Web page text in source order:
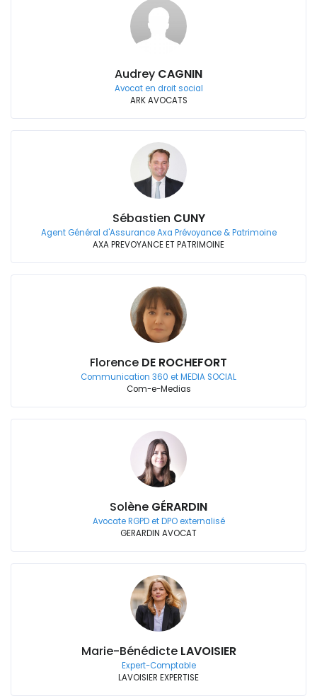
Audrey CAGNIN
Avocat en droit social
ARK AVOCATS
Sébastien CUNY
Agent Général d'Assurance Axa Prévoyance & Patrimoine
AXA PREVOYANCE ET PATRIMOINE
Florence DE ROCHEFORT
Communication 360 et MEDIA SOCIAL
Com-e-Medias
Solène GÉRARDIN
Avocate RGPD et DPO externalisé
GERARDIN AVOCAT
Marie-Bénédicte LAVOISIER
Expert-Comptable
LAVOISIER EXPERTISE